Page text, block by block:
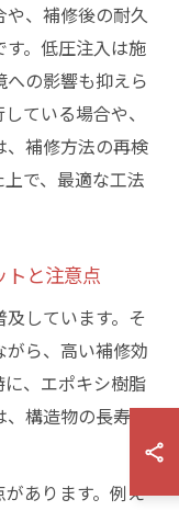
や、補修後の耐久
。低圧注入は施
の影響も抑えら
ている場合や、
、補修方法の再検
で、最適な工法
トと注意点
しています。そ
ら、高い補修効
、エポキシ樹脂
、構造物の長寿命
あります。例え